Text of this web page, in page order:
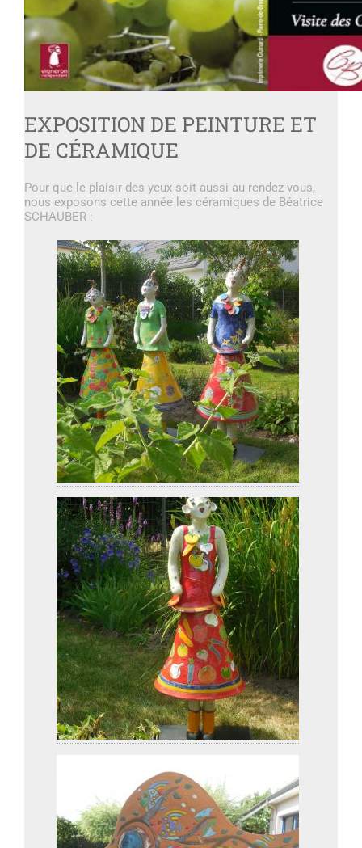
EXPOSITION DE PEINTURE ET
DE CÉRAMIQUE
Pour que le plaisir des yeux soit aussi au rendez-vous,
nous exposons cette année les céramiques de Béatrice
SCHAUBER :